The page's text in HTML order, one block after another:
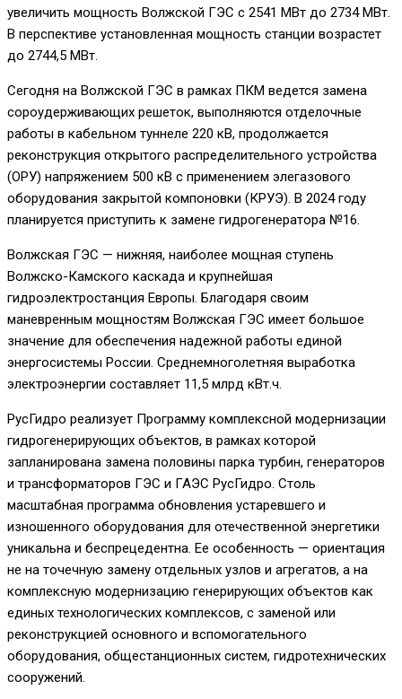
увеличить мощность Волжской ГЭС с 2541 МВт до 2734 МВт.
В перспективе установленная мощность станции возрастет
до 2744,5 МВт.
Сегодня на Волжской ГЭС в рамках ПКМ ведется замена
сороудерживающих решеток, выполняются отделочные
работы в кабельном туннеле 220 кВ, продолжается
реконструкция открытого распределительного устройства
(ОРУ) напряжением 500 кВ с применением элегазового
оборудования закрытой компоновки (КРУЭ). В 2024 году
планируется приступить к замене гидрогенератора №16.
Волжская ГЭС — нижняя, наиболее мощная ступень
Волжско-Камского каскада и крупнейшая
гидроэлектростанция Европы. Благодаря своим
маневренным мощностям Волжская ГЭС имеет большое
значение для обеспечения надежной работы единой
энергосистемы России. Среднемноголетняя выработка
электроэнергии составляет 11,5 млрд кВт.ч.
РусГидро реализует Программу комплексной модернизации
гидрогенерирующих объектов, в рамках которой
запланирована замена половины парка турбин, генераторов
и трансформаторов ГЭС и ГАЭС РусГидро. Столь
масштабная программа обновления устаревшего и
изношенного оборудования для отечественной энергетики
уникальна и беспрецедентна. Ее особенность — ориентация
не на точечную замену отдельных узлов и агрегатов, а на
комплексную модернизацию генерирующих объектов как
единых технологических комплексов, с заменой или
реконструкцией основного и вспомогательного
оборудования, общестанционных систем, гидротехнических
сооружений.